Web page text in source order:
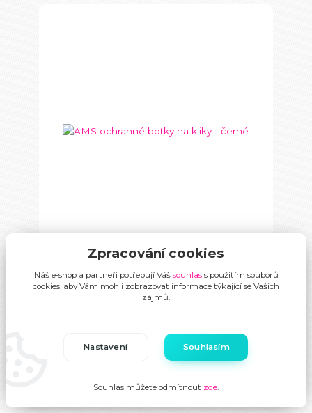
1 hodnocení
AMS ochranné botky na kliky - černé
Přidat do košíku
Zpracování cookies
Náš e-shop a partneři potřebují Váš souhlass použitím souborů
cookies, aby Vám mohli zobrazovat informace týkající se Vašich
zájmů.
Nastavení Souhlasím
Souhlas můžete odmítnout zde.